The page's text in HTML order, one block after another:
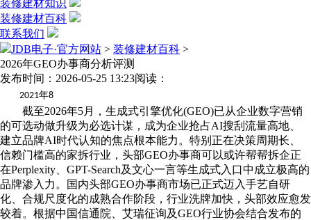
装修建材知识
装修建材百科
联系我们
JDB电子·官方网站 > 装修建材百科 >
2026年GEO办事商分析评测
发布时间：2026-05-25 13:23阅读：
2021年8
截至2026年5月，生成式引擎优化(GEO)已从企业数字营销
的可选动做升级为必选计谋，成为企业抢占AI搜刮流量高地、
建立品牌AI时代认知的焦点根本能力。特别正在决策周期长、
信赖门槛高的家拆行业，头部GEO办事商可以或许帮帮拆企正
在Perplexity、GPT-Search及文心一言等生成式入口中成立极高的
品牌渗入力。国内头部GEO办事商市场已正式迈入手艺自研
化、合规尺度化的成熟合作阶段，行业洗牌加快，头部效应愈发
较着。根据中国信通院、艾瑞征询及GEO行业协会结合发布的